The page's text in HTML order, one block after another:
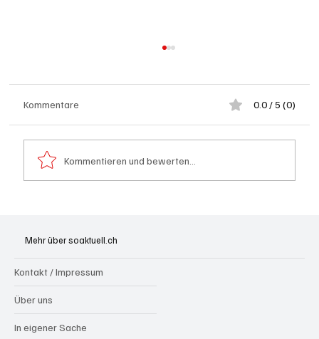
Kommentare 0.0 / 5 (0)
Kommentieren und bewerten...
Mehr über soaktuell.ch
Kontakt / Impressum
Über uns
In eigener Sache